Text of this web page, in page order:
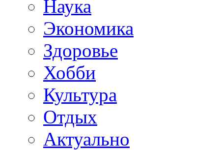
Наука
Экономика
Здоровье
Хобби
Культура
Отдых
Актуально